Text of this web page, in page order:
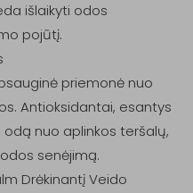
išlaikyti odos
pojūtį.
priemonė nuo
Antioksidantai, esantys
nuo aplinkos teršalų,
senėjimą.
Drėkinantį Veido